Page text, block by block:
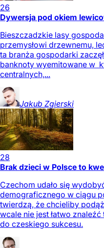
26
Dywersja pod okiem
Bieszczadzkie lasy
przemysłowi drzewnemu,
ta branża gospodarki
banknoty wyemitowane w
centralnych,...
Jakub Zgierski
28
Brak dzieci w Polsce to
Czechom udało się
demograficznego w ciągu
twierdzą, że chcieliby
wcale nie jest łatwo
do czeskiego sukcesu.